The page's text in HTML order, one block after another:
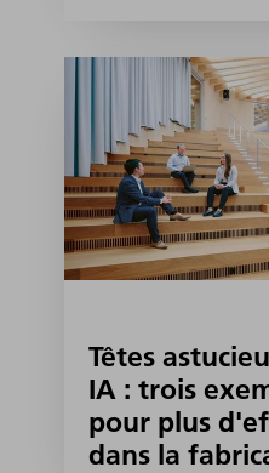
Têtes
IA : trois
pour plus
dans la